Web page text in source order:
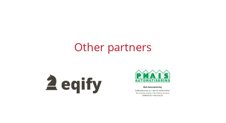
Other partners
Afbeelding Afbeelding